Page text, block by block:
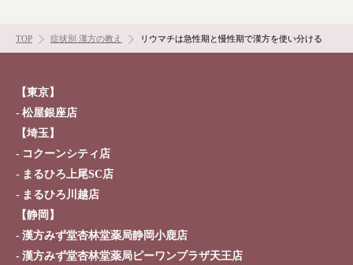
TOP 症状別 漢方の教え リウマチは急性期と慢性期で漢方を使い分ける
【東京】
松屋銀座店
【埼玉】
コクーンシティ店
まるひろ上尾SC店
まるひろ川越店
【静岡】
漢方みず堂杏林堂薬局静岡小鹿店
漢方みず堂杏林堂薬局ピーワンプラザ天王店